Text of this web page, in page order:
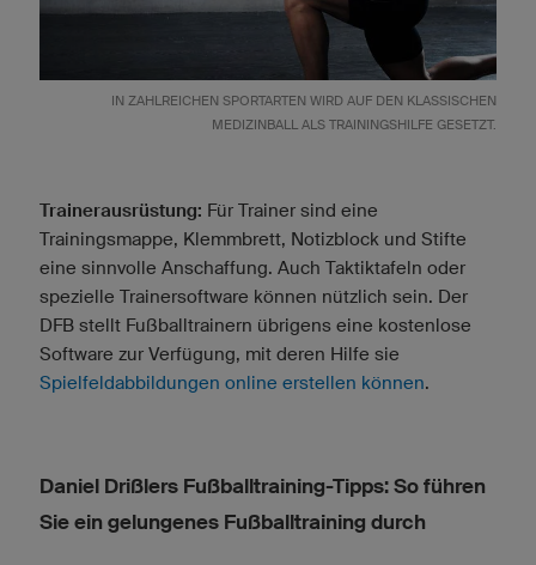
IN ZAHLREICHEN SPORTARTEN WIRD AUF DEN KLASSISCHEN
MEDIZINBALL ALS TRAININGSHILFE GESETZT.
Trainerausrüstung: Für Trainer sind eine
Trainingsmappe, Klemmbrett, Notizblock und Stifte
eine sinnvolle Anschaffung. Auch Taktiktafeln oder
spezielle Trainersoftware können nützlich sein. Der
DFB stellt Fußballtrainern übrigens eine kostenlose
Software zur Verfügung, mit deren Hilfe sie
Spielfeldabbildungen online erstellen können.
Daniel Drißlers Fußballtraining-Tipps: So führen
Sie ein gelungenes Fußballtraining durch